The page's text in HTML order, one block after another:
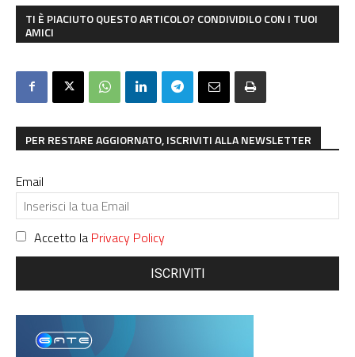
TI È PIACIUTO QUESTO ARTICOLO? CONDIVIDILO CON I TUOI
AMICI
PER RESTARE AGGIORNATO, ISCRIVITI ALLA NEWSLETTER
Email
Accetto la Privacy Policy
ISCRIVITI